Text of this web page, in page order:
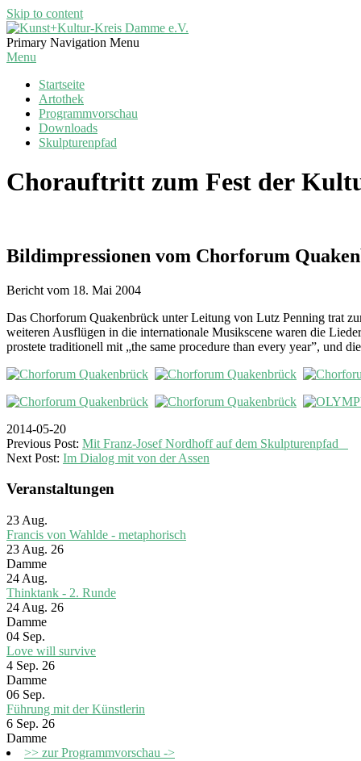
Skip to content
Kunst+Kultur-
Kreis
Primary Navigation Menu
Menu
Startseite
Artothek
Programmvorschau
Downloads
Skulpturenpfad
Chorauftritt zum Fest der
Bildimpressionen vom Chorforum
Bericht vom 18. Mai 2004
Das Chorforum Quakenbrück unter Leitung von Lutz Penning trat
weiteren Ausflügen in die internationale Musikscene waren die
prostete traditionell mit „the same procedure than every year”, und
2014-05-20
Previous Post: Mit Franz-Josef Nordhoff auf dem Skulpturenpfad
Next Post: Im Dialog mit von der Assen
Veranstaltungen
23 Aug.
Francis von Wahlde - metaphorisch
23 Aug. 26
Damme
24 Aug.
Thinktank - 2. Runde
24 Aug. 26
Damme
04 Sep.
Love will survive
4 Sep. 26
Damme
06 Sep.
Führung mit der Künstlerin
6 Sep. 26
Damme
>> zur Programmvorschau ->